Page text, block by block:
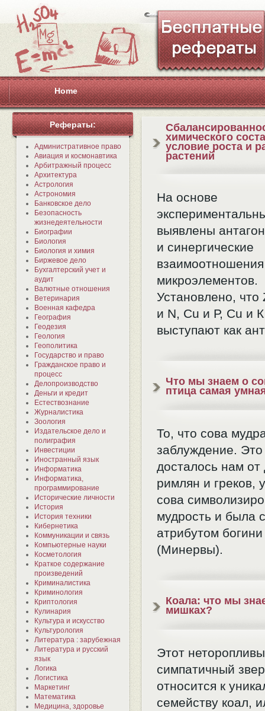
Home
Рефераты:
Административное право
Авиация и космонавтика
Арбитражный процесс
Архитектура
Астрология
Астрономия
Банковское дело
Безопасность
жизнедеятельности
Биографии
Биология
Биология и химия
Биржевое дело
Бухгалтерский учет и
аудит
Валютные отношения
Ветеринария
Военная кафедра
География
Геодезия
Геология
Геополитика
Государство и право
Гражданское право и
процесс
Делопроизводство
Деньги и кредит
Естествознание
Журналистика
Зоология
Издательское дело и
полиграфия
Инвестиции
Иностранный язык
Информатика
Информатика,
программирование
Исторические личности
История
История техники
Кибернетика
Коммуникации и связь
Компьютерные науки
Косметология
Краткое содержание
произведений
Криминалистика
Криминология
Криптология
Кулинария
Культура и искусство
Культурология
Литература : зарубежная
Литература и русский
язык
Логика
Логистика
Маркетинг
Математика
Медицина, здоровье
химического
условие роста и
растений
На основе
выявлены
и синергические
микроэлементов.
Установлено,
и N, Сu и Р, Сu и
выступают как
Что мы знаем о
птица самая
То, что сова
заблуждение.
досталось нам от
римлян и греков,
сова
мудрость и была
атрибутом
(Минервы).
Коала: что мы
мишках?
Этот
симпатичный
относится к
семейству коал,